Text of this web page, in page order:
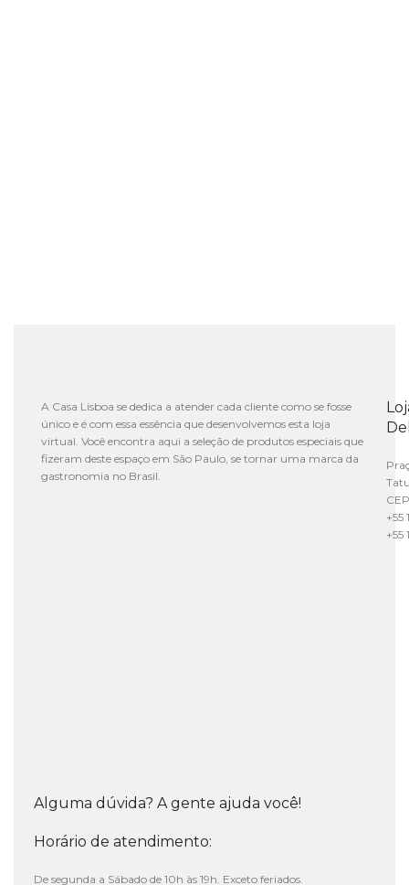
A Casa Lisboa se dedica a atender cada cliente como se fosse
único e é com essa essência que desenvolvemos esta loja
virtual. Você encontra aqui a seleção de produtos especiais que
fizeram deste espaço em São Paulo, se tornar uma marca da
gastronomia no Brasil.
+55
+55
Alguma dúvida? A gente ajuda você!
Horário de atendimento:
De segunda a Sábado de 10h às 19h. Exceto feriados.